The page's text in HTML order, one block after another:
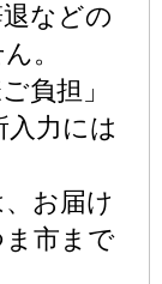
などの
。
負担」
力には
お届け
ま市まで